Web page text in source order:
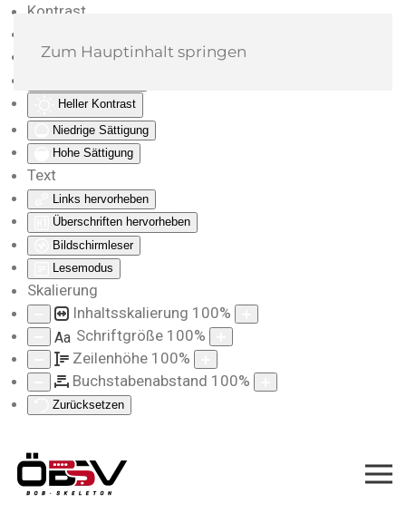
Kontrast
Monochrom
Heller Kontrast
Niedrige Sättigung
Hohe Sättigung
Text
Links hervorheben
Überschriften hervorheben
Bildschirmleser
Lesemodus
Skalierung
Inhaltsskalierung 100%
Aa Schriftgröße 100%
Zeilenhöhe 100%
Buchstabenabstand 100%
Zurücksetzen
Zum Hauptinhalt springen